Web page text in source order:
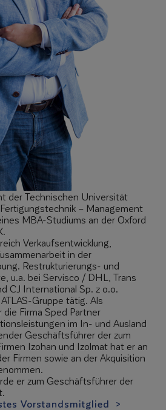
der Technischen Universität
– Management
MBA-Studiums an der Oxford
Verkaufsentwicklung,
in der
Restrukturierungs- und
u.a. bei Servisco / DHL, Trans
CJ International Sp. z o.o.
Gruppe tätig. Als
Firma Sped Partner
im In- und Ausland
Geschäftsführer der zum
Izohan und Izolmat hat er an
Firmen sowie an der Akquisition
er zum Geschäftsführer der
Vorstandsmitglied >